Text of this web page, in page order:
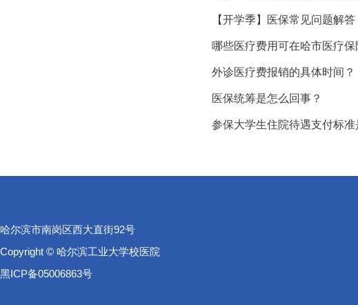
【开学季】医保常见问题解答
哪些医疗费用可在哈市医疗
外诊医疗费报销的具体时间？
医保统筹是怎么回事？
参保大学生住院待遇支付标准
哈尔滨市南岗区西大直街92号
Copyright © 哈尔滨工业大学校医院
黑ICP备05006863号